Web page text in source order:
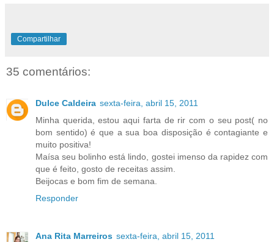
Compartilhar
35 comentários:
Dulce Caldeira sexta-feira, abril 15, 2011
Minha querida, estou aqui farta de rir com o seu post( no
bom sentido) é que a sua boa disposição é contagiante e
muito positiva!
Maísa seu bolinho está lindo, gostei imenso da rapidez com
que é feito, gosto de receitas assim.
Beijocas e bom fim de semana.
Responder
Ana Rita Marreiros sexta-feira, abril 15, 2011